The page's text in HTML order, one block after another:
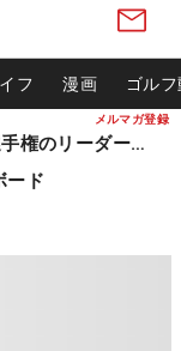
メルマガ登録
フ 漫画 ゴル
松山英樹ら出場 ウィンダム選手権のリーダーボード
ド